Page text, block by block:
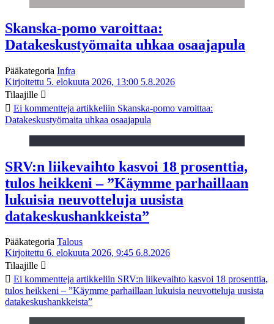
Skanska-pomo varoittaa:
Datakeskustyömaita uhkaa osaajapula
Pääkategoria Infra
Kirjoitettu 5. elokuuta 2026, 13:00 5.8.2026
Tilaajille
Ei kommentteja artikkeliin Skanska-pomo varoittaa:
Datakeskustyömaita uhkaa osaajapula
SRV:n liikevaihto kasvoi 18 prosenttia,
tulos heikkeni – ”Käymme parhaillaan
lukuisia neuvotteluja uusista
datakeskushankkeista”
Pääkategoria Talous
Kirjoitettu 6. elokuuta 2026, 9:45 6.8.2026
Tilaajille
Ei kommentteja artikkeliin SRV:n liikevaihto kasvoi 18 prosenttia,
tulos heikkeni – ”Käymme parhaillaan lukuisia neuvotteluja uusista
datakeskushankkeista”